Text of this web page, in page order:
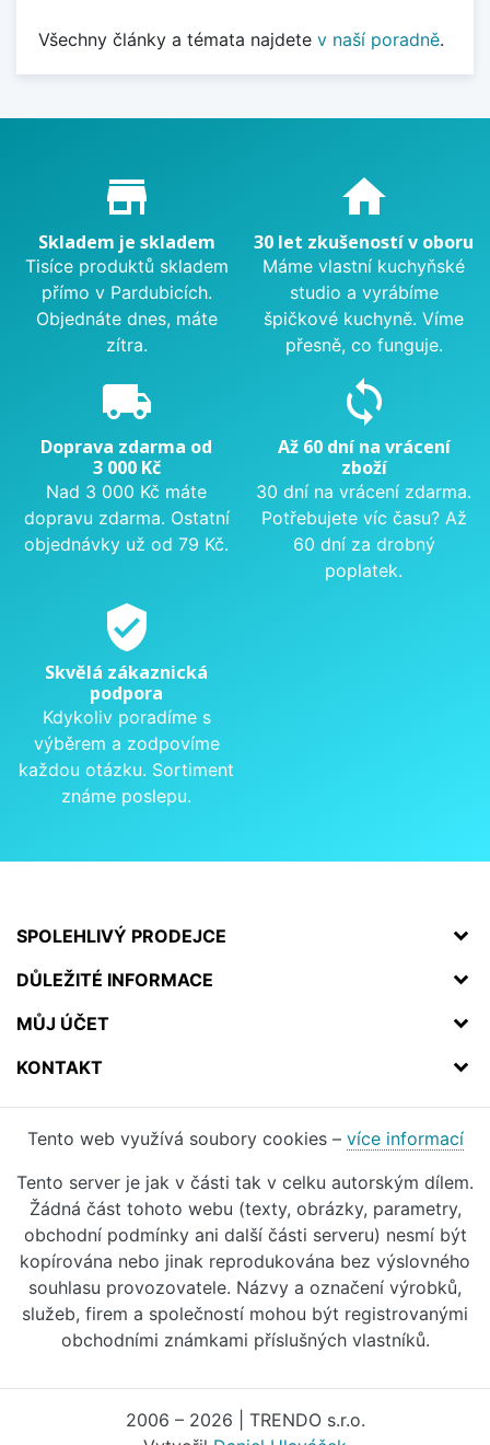
Všechny články a témata najdete v naší poradně.
Proč nakupovat u nás?
store_mall_directory
Skladem je skladem
Tisíce produktů skladem
přímo v Pardubicích.
Objednáte dnes, máte
zítra.
home
30 let zkušeností v oboru
Máme vlastní kuchyňské
studio a vyrábíme
špičkové kuchyně. Víme
přesně, co funguje.
local_shipping
Doprava zdarma od
3 000 Kč
Nad 3 000 Kč máte
dopravu zdarma. Ostatní
objednávky už od 79 Kč.
sync
Až 60 dní na vrácení
zboží
30 dní na vrácení zdarma.
Potřebujete víc času? Až
60 dní za drobný
poplatek.
verified_user
Skvělá zákaznická
podpora
Kdykoliv poradíme s
výběrem a zodpovíme
každou otázku. Sortiment
známe poslepu.
SPOLEHLIVÝ PRODEJCE
DŮLEŽITÉ INFORMACE
MŮJ ÚČET
KONTAKT
Tento web využívá soubory cookies – více informací
Tento server je jak v části tak v celku autorským dílem.
Žádná část tohoto webu (texty, obrázky, parametry,
obchodní podmínky ani další části serveru) nesmí být
kopírována nebo jinak reprodukována bez výslovného
souhlasu provozovatele. Názvy a označení výrobků,
služeb, firem a společností mohou být registrovanými
obchodními známkami příslušných vlastníků.
2006 – 2026 | TRENDO s.r.o.